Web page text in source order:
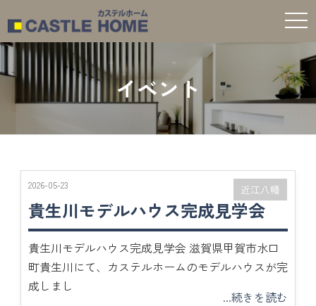
t
o
e
n
a
v
a
イベント
2026-05-23
貴生川モデルハウス完成見学会
近江八幡
貴生川モデルハウス完成見学会 滋賀県甲賀市水口
町貴生川にて、カステルホームのモデルハウスが完
成しまし
...続きを読む